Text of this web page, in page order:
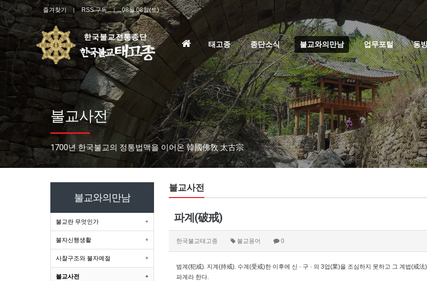
즐겨찾기 RSS 구독 08월 08일(토)
홈
태고종 종단소식 불교와의만남 업무포털 동
불교사전
1700년 한국불교의 정통법맥을 이어온 韓國佛敎 太古宗
불교사전
파계(破戒)
한국불교태고종 불교용어 0
범계(犯戒). 지계(持戒). 수계(受戒)한 이후에 신 · 구 · 의 3업(業)을 조심하지 못하고 그 계법(戒
파계라 한다.
불교와의만남
불교란 무엇인가
불자신행생활
사찰구조와 불자예절
불교사전